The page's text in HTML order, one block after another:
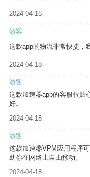
2024-04-18
游客
这款app的物流非常快捷，
2024-04-18
游客
这款加速器app的客服很贴
好。
2024-04-18
游客
这款加速器VPM应用程序
助你在网络上自由移动。
2024-04-18